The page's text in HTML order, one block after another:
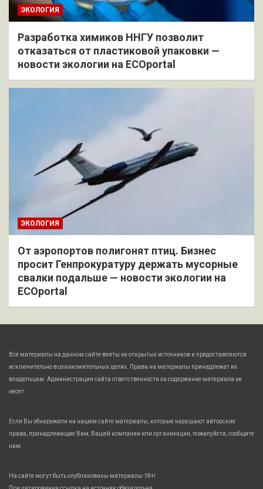
ЭКОЛОГИЯ
Разработка химиков ННГУ позволит
отказаться от пластиковой упаковки —
новости экологии на ECOportal
ЭКОЛОГИЯ
От аэропортов полигонят птиц. Бизнес
просит Генпрокуратуру держать мусорные
свалки подальше — новости экологии на
ECOportal
Все материалы на данном сайте взяты из открытых источников и предоставляются
исключительно в ознакомительных целях. Права на материалы принадлежат их
владельцам. Администрация сайта ответственности за содержание материала не
несет.
Если Вы обнаружили на нашем сайте материалы, которые нарушают авторские
права, принадлежащие Вам, Вашей компании или организации, пожалуйста, сообщите
нам.
На сайте могут быть опубликованы материалы 18+!